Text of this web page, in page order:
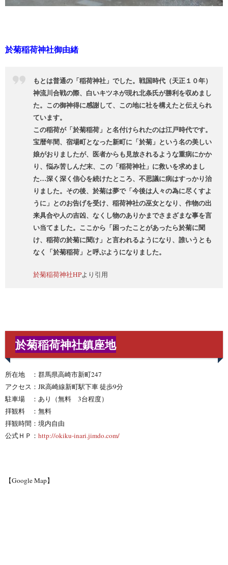
於菊稲荷神社御由緒
もとは普通の「稲荷神社」でした。戦国時代（天正１０年）
神流川合戦の際、白いキツネが現れ北条氏が勝利を収めまし
た。この御神得に感謝して、この地に社を構えたと伝えられ
ています。
この稲荷が「於菊稲荷」と名付けられたのは江戸時代です。
宝暦年間、宿場町となった新町に「於菊」という名の美しい
娘がおりましたが、医者からも見放されるような重病にかか
り、悩み苦しんだ末、この「稲荷神社」に救いを求めまし
た…深く深く信心を続けたところ、不思議に病はすっかり治
りました。その後、於菊は夢で「今後は人々の為に尽くすよ
うに」とのお告げを受け、稲荷神社の巫女となり、作物の出
来具合や人の吉凶、なくし物のありかまでさまざまな事を言
い当てました。ここから「困ったことがあったら於菊に聞
け、稲荷の於菊に聞け」と言われるようになり、誰いうとも
なく「於菊稲荷」と呼ぶようになりました。
於菊稲荷神社HPより引用
於菊稲荷神社鎮座地
所在地 ：群馬県高崎市新町247
アクセス：JR高崎線新町駅下車 徒歩9分
駐車場 ：あり（無料 3台程度）
拝観料 ：無料
拝観時間：境内自由
公式ＨＰ： http://okiku-inari.jimdo.com/
【Google Map】